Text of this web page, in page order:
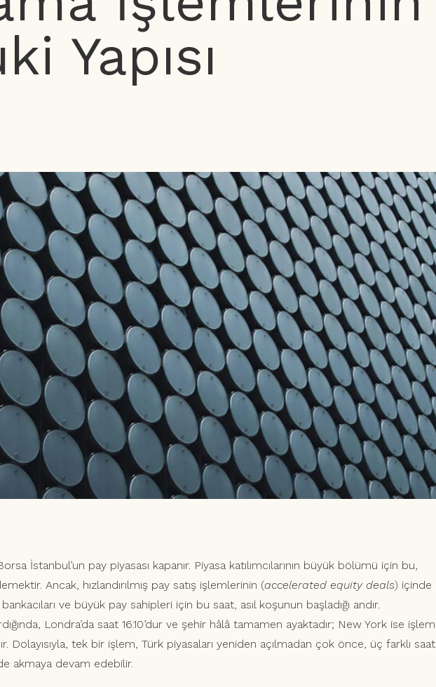
Yapısı
İstanbul’un pay piyasası kapanır. Piyasa katılımcılarının büyük bölümü için bu,
Ancak, hızlandırılmış pay satış işlemlerinin (accelerated equity deals) içinde
ve büyük pay sahipleri için bu saat, asıl koşunun başladığı andır.
Londra’da saat 16.10’dur ve şehir hâlâ tamamen ayaktadır; New York ise işlem
Dolayısıyla, tek bir işlem, Türk piyasaları yeniden açılmadan çok önce, üç farklı saat
akmaya devam edebilir.